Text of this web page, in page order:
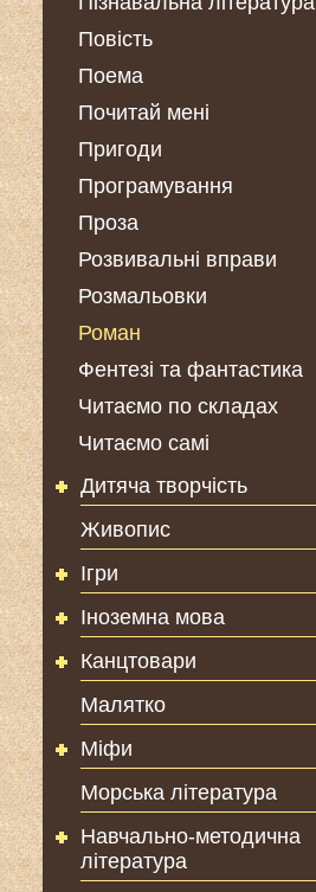
Повість
Поема
Почитай мені
Пригоди
Програмування
Проза
Розвивальні вправи
Розмальовки
Роман
Фентезі та фантастика
Читаємо по складах
Читаємо самі
Дитяча творчість
Живопис
Ігри
Іноземна мова
Канцтовари
Малятко
Міфи
Морська література
Навчально-методична
література